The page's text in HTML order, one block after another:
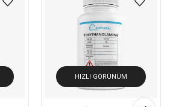
HIZLI GÖRÜNÜM